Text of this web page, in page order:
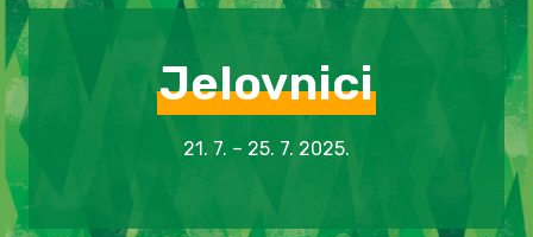
Jelovnici
21. 7. – 25. 7. 2025.